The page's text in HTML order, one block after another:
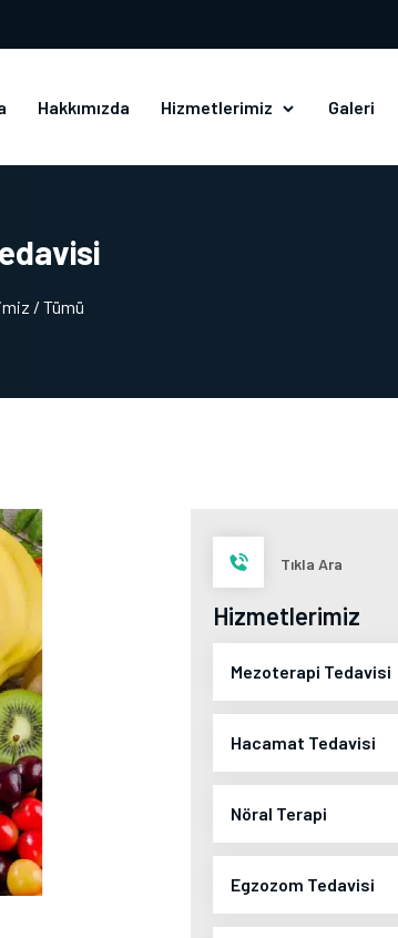
Hakkımızda Hizmetlerimiz Galeri
/ Tümü
Tıkla Ara
Hizmetlerimiz
Mezoterapi Tedavisi
Hacamat Tedavisi
Nöral Terapi
Egzozom Tedavisi